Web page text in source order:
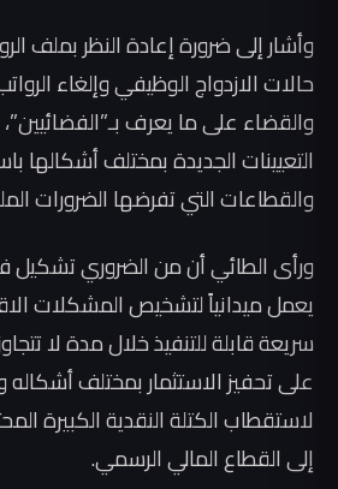
وأشار إلى ضرورة إعادة النظر بملف
حالات الازدواج الوظيفي وإلغاء
والقضاء على ما يعرف
التعيينات الجديدة بمختلف أشكالها
والقطاعات التي تفرضها الضرورات
ورأى الطائي أن من الضروري
يعمل ميدانياً لتشخيص المشكلات
على تحفيز الاستثمار بمختلف أشكاله
لاستقطاب الكتلة النقدية الكبيرة
إلى القطاع المالي الرسمي.